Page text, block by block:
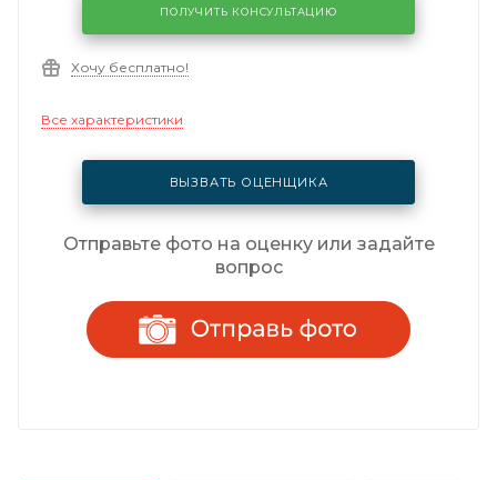
ПОЛУЧИТЬ КОНСУЛЬТАЦИЮ
Хочу бесплатно!
Все характеристики
ВЫЗВАТЬ ОЦЕНЩИКА
Отправьте фото на оценку или задайте
вопрос